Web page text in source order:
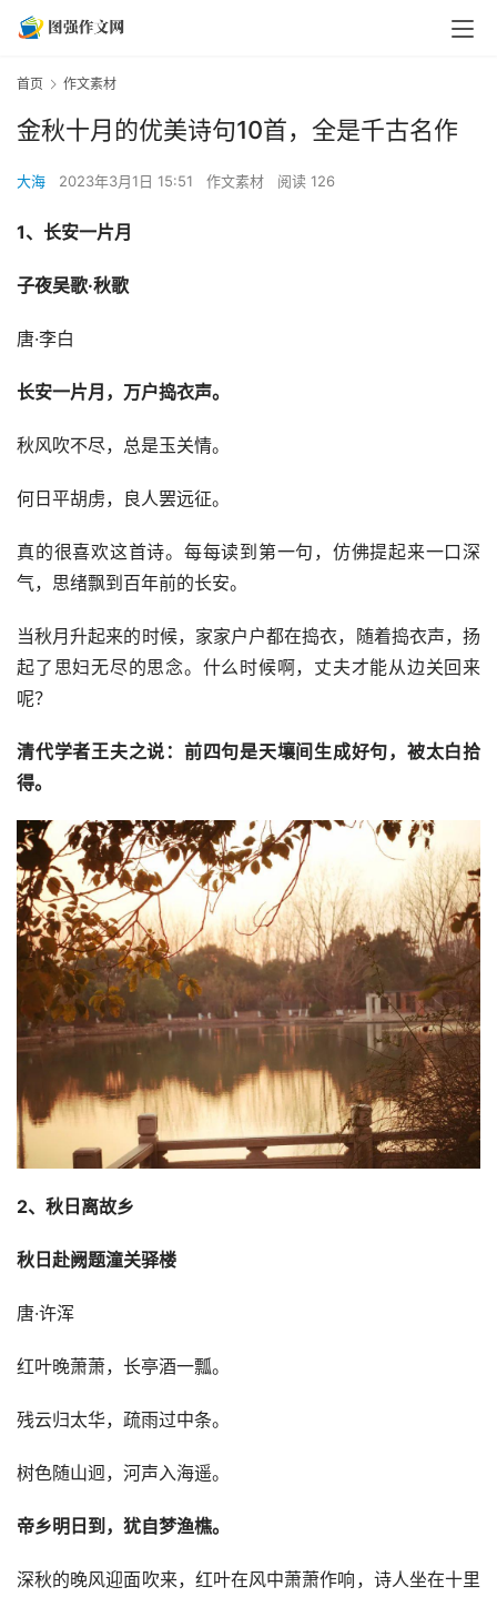
首页 作文素材
金秋十月的优美诗句10首，全是千古名作
大海 2023年3月1日 15:51 作文素材 阅读 126
1、长安一片月
子夜吴歌·秋歌
唐·李白
长安一片月，万户捣衣声。
秋风吹不尽，总是玉关情。
何日平胡虏，良人罢远征。
真的很喜欢这首诗。每每读到第一句，仿佛提起来一口深
气，思绪飘到百年前的长安。
当秋月升起来的时候，家家户户都在捣衣，随着捣衣声，扬
起了思妇无尽的思念。什么时候啊，丈夫才能从边关回来
呢？
清代学者王夫之说：前四句是天壤间生成好句，被太白拾
得。
2、秋日离故乡
秋日赴阙题潼关驿楼
唐·许浑
红叶晚萧萧，长亭酒一瓢。
残云归太华，疏雨过中条。
树色随山迥，河声入海遥。
帝乡明日到，犹自梦渔樵。
深秋的晚风迎面吹来，红叶在风中萧萧作响，诗人坐在十里